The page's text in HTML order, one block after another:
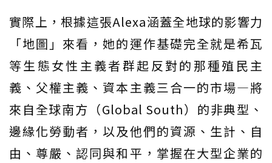
實際上，根據這張Alexa涵蓋全地球的影響力
「地圖」來看，她的運作基礎完全就是希瓦
等生態女性主義者群起反對的那種殖民主
義、父權主義、資本主義三合一的市場—將
來自全球南方（Global South）的非典型、
邊緣化勞動者，以及他們的資源、生計、自
由、尊嚴、認同與和平，掌握在大型企業的